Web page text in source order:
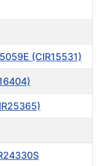
(CIR15531)